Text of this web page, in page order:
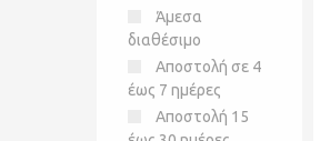
Άμεσα
διαθέσιμο
Αποστολή σε 4
έως 7 ημέρες
Αποστολή 15